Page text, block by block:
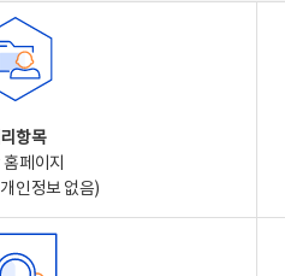
항목
홈페이지
인정보 없음)